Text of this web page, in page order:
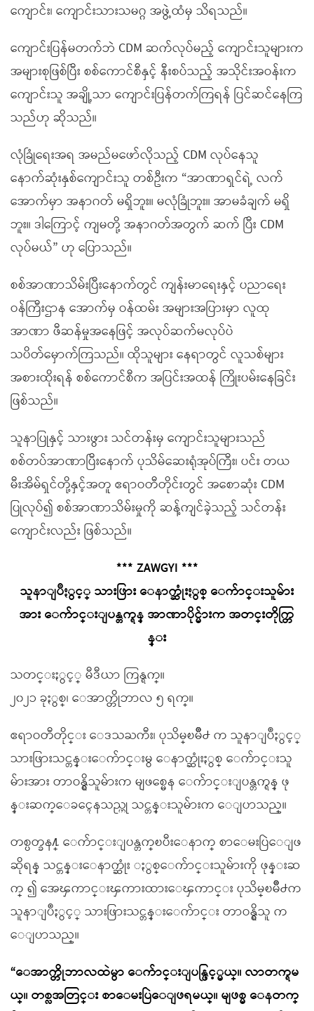
ကျောင်း၊ ကျောင်းသားသမဂ္ဂ အဖွဲ့ထံမှ သိရသည်။
ကျောင်းပြန်မတက်ဘဲ CDM ဆက်လုပ်မည့် ကျောင်းသူများက
အများစုဖြစ်ပြီး စစ်ကောင်စီနှင့် နီးစပ်သည့် အသိုင်းအဝန်းက
ကျောင်းသူ အချို့သာ ကျောင်းပြန်တက်ကြရန် ပြင်ဆင်နေကြ
သည်ဟု ဆိုသည်။
လုံခြုံရေးအရ အမည်မဖော်လိုသည့် CDM လုပ်နေသူ
နောက်ဆုံးနှစ်ကျောင်းသူ တစ်ဦးက “အာဏာရှင်ရဲ့ လက်
အောက်မှာ အနာဂတ် မရှိဘူး။ မလုံခြုံဘူး။ အာမခံချက် မရှိ
ဘူး။ ဒါကြောင့် ကျမတို့ အနာဂတ်အတွက် ဆက် ပြီး CDM
လုပ်မယ်” ဟု ပြောသည်။
စစ်အာဏာသိမ်းပြီးနောက်တွင် ကျန်းမာရေးနှင့် ပညာရေး
ဝန်ကြီးဌာန အောက်မှ ဝန်ထမ်း အများအပြားမှာ လူထု
အာဏာ ဖီဆန်မှုအနေဖြင့် အလုပ်ဆက်မလုပ်ပဲ
သပိတ်မှောက်ကြသည်။ ထိုသူများ နေရာတွင် လူသစ်များ
အစားထိုးရန် စစ်ကောင်စီက အပြင်းအထန် ကြိုးပမ်းနေခြင်း
ဖြစ်သည်။
သူနာပြုနှင့် သားဖွား သင်တန်းမှ ကျောင်းသူများသည်
စစ်တပ်အာဏာပြီးနောက် ပုသိမ်ဆေးရုံအုပ်ကြီး၊ ပင်း တယ
မီးအိမ်ရှင်တို့နှင့်အတူ ဧရာဝတီတိုင်းတွင် အစောဆုံး CDM
ပြုလုပ်၍ စစ်အာဏာသိမ်းမှုကို ဆန့်ကျင်ခဲ့သည့် သင်တန်း
ကျောင်းလည်း ဖြစ်သည်။
*** ZAWGYI ***
သူနာျပဳႏွင့္ သားဖြား ေနာက္ဆုံးႏွစ္ ေက်ာင္းသူမ်ား
အား ေက်ာင္းျပန္တက္ရန္ အာဏာပိုင္မ်ားက အတင္းတိုက္တြ
န္း
သတင္းႏွင့္ မီဒီယာ ကြန္ရက္။
၂၀၂၁ ခုႏွစ္၊ ေအာက္တိုဘာလ ၅ ရက္။
ဧရာဝတီတိုင္း ေဒသႀကီး၊ ပုသိမ္ၿမိဳ႕ က သူနာျပဳႏွင့္
သားဖြားသင္တန္းေက်ာင္းမွ ေနာက္ဆုံးႏွစ္ ေက်ာင္းသူ
မ်ားအား တာဝန္ရွိသူမ်ားက မျဖစ္မေန ေက်ာင္းျပန္တက္ရန္ ဖု
န္းဆက္ေခၚေနသည္ဟု သင္တန္းသူမ်ားက ေျပာသည္။
တစ္ပတ္ခန႔္ ေက်ာင္းျပန္တက္ၿပီးေနာက္ စာေမးပြဲေျဖ
ဆိုရန္ သင္တန္းေနာက္ဆုံး ႏွစ္ေက်ာင္းသူမ်ားကို ဖုန္းဆ
က္ ၍ အေၾကာင္းၾကားထားေၾကာင္း ပုသိမ္ၿမိဳ႕က
သူနာျပဳႏွင့္ သားဖြားသင္တန္းေက်ာင္း တာဝန္ရွိသူ က
ေျပာသည္။
“ေအာက္တိုဘာလထဲမွာ ေက်ာင္းျပန္ဖြင့္မယ္။ လာတက္ရမ
ယ္။ တစ္လအတြင္း စာေမးပြဲေျဖရမယ္။ မျဖစ္မ ေနတက္